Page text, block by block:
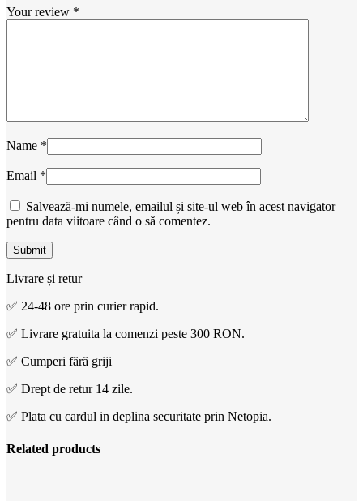
Your review *
Name *
Email *
Salvează-mi numele, emailul și site-ul web în acest navigator
pentru data viitoare când o să comentez.
Livrare și retur
✅ 24-48 ore prin curier rapid.
✅ Livrare gratuita la comenzi peste 300 RON.
✅ Cumperi fără griji
✅ Drept de retur 14 zile.
✅ Plata cu cardul in deplina securitate prin Netopia.
Related products